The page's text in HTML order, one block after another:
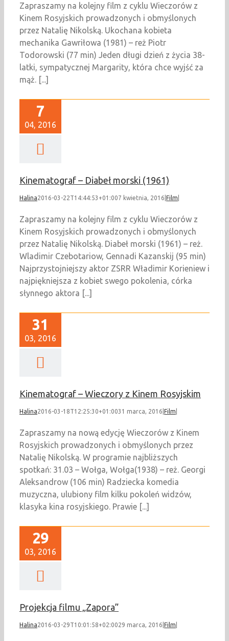
Zapraszamy na kolejny film z cyklu Wieczorów z
Kinem Rosyjskich prowadzonych i obmyślonych
przez Natalię Nikolską. Ukochana kobieta
mechanika Gawriłowa (1981) – reż Piotr
Todorowski (77 min) Jeden długi dzień z życia 38-
latki, sympatycznej Margarity, która chce wyjść za
mąż. [...]
7
04, 2016
Kinematograf – Diabeł morski (1961)
Halina2016-03-22T14:44:53+01:007 kwietnia, 2016 Film
Zapraszamy na kolejny film z cyklu Wieczorów z
Kinem Rosyjskich prowadzonych i obmyślonych
przez Natalię Nikolską. Diabeł morski (1961) – reż.
Wladimir Czebotariow, Gennadi Kazanskij (95 min)
Najprzystojniejszy aktor ZSRR Władimir Korieniew i
najpiękniejsza z kobiet swego pokolenia, córka
słynnego aktora [...]
31
03, 2016
Kinematograf – Wieczory z Kinem Rosyjskim
Halina2016-03-18T12:25:30+01:0031 marca, 2016 Film
Zapraszamy na nową edycję Wieczorów z Kinem
Rosyjskich prowadzonych i obmyślonych przez
Natalię Nikolską. W programie najbliższych
spotkań: 31.03 – Wołga, Wołga(1938) – reż. Georgi
Aleksandrow (106 min) Radziecka komedia
muzyczna, ulubiony film kilku pokoleń widzów,
klasyka kina rosyjskiego. Prawie [...]
29
03, 2016
Projekcja filmu „Zapora”
Halina2016-03-29T10:01:58+02:0029 marca, 2016 Film